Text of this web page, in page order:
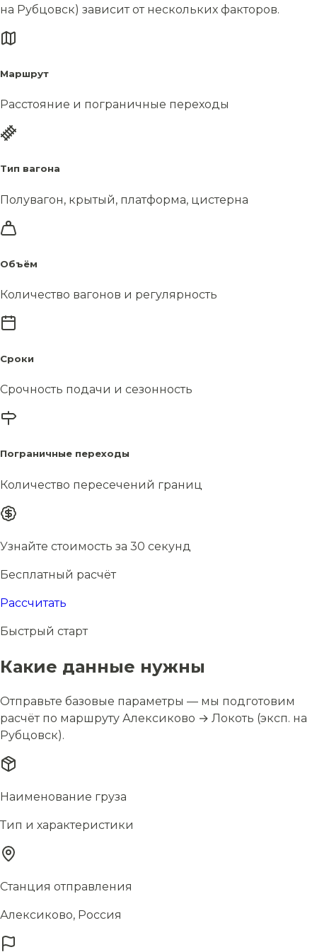
на Рубцовск) зависит от нескольких факторов.
Маршрут
Расстояние и пограничные переходы
Тип вагона
Полувагон, крытый, платформа, цистерна
Объём
Количество вагонов и регулярность
Сроки
Срочность подачи и сезонность
Пограничные переходы
Количество пересечений границ
Узнайте стоимость за 30 секунд
Бесплатный расчёт
Рассчитать
Быстрый старт
Какие данные нужны
Отправьте базовые параметры — мы подготовим
расчёт по маршруту Алексиково → Локоть (эксп. на
Рубцовск).
Наименование груза
Тип и характеристики
Станция отправления
Алексиково, Россия